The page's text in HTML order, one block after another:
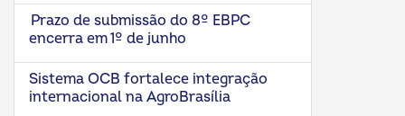
Prazo de submissão do 8º EBPC
encerra em 1º de junho
Sistema OCB fortalece integração
internacional na AgroBrasília